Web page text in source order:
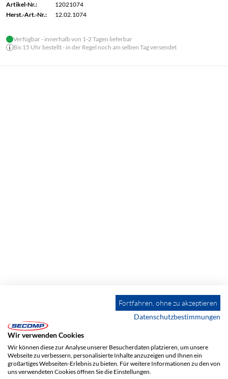
Artikel-Nr.:
12021074
Herst.-Art.-Nr.:
12.02.1074
Verfügbar - innerhalb von 1-2 Tagen lieferbar
Bis 15 Uhr bestellt - in der Regel noch am selben Tag versendet
Fortfahren, ohne zu akzeptieren
Datenschutzbestimmungen
Wir verwenden Cookies
Wir können diese zur Analyse unserer Besucherdaten platzieren, um unsere
Webseite zu verbessern, personalisierte Inhalte anzuzeigen und Ihnen ein
großartiges Webseiten-Erlebnis zu bieten. Für weitere Informationen zu den von
uns verwendeten Cookies öffnen Sie die Einstellungen.